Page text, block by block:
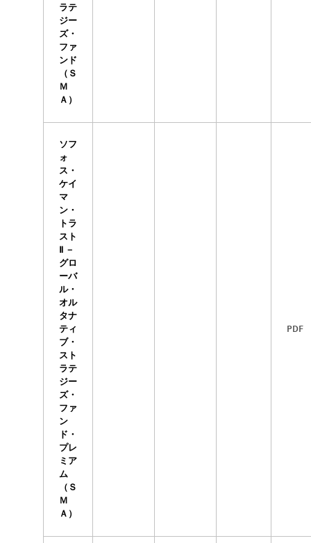
ラテ
ジー
ズ・
ファ
ンド
（Ｓ
Ｍ
Ａ）
ソフ
ォ
ス・
ケイ
マ
ン・
トラ
スト
Ⅱ －
グロ
ーバ
ル・
オル
タナ
ティ
ブ・
スト
ラテ
ジー
ズ・
ファ
ン
ド・
プレ
ミア
ム
（Ｓ
Ｍ
Ａ）
PDF